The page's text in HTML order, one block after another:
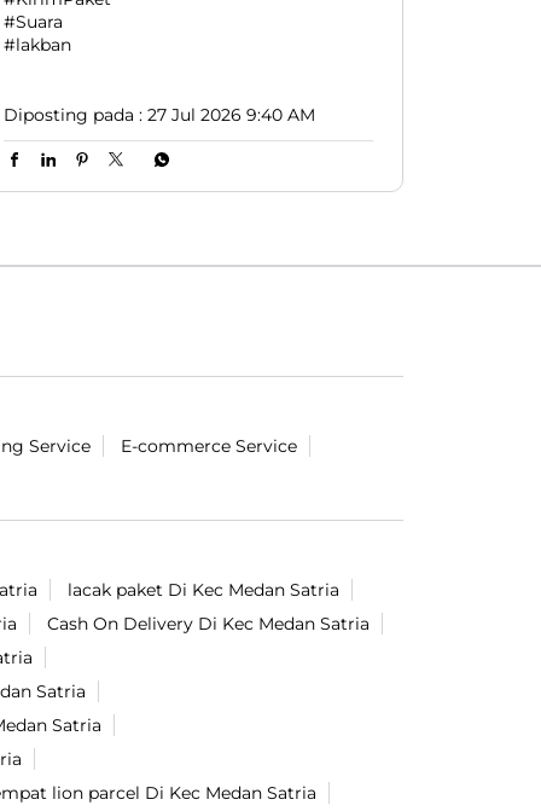
#LionParcel
Diposting pada : 27 Jul 2026 9:40 AM
Service